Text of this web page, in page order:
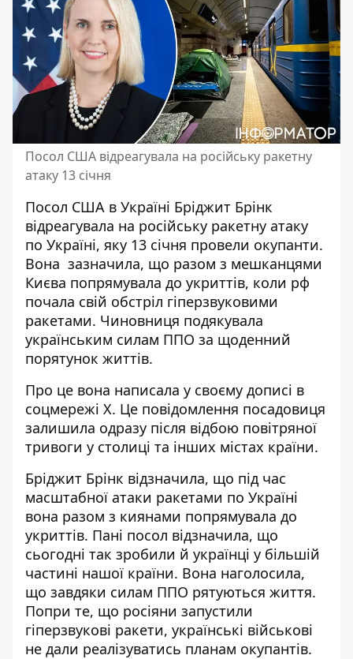
Посол США відреагувала на російську ракетну
атаку 13 січня
Посол США в Україні Бріджит Брінк
відреагувала на російську ракетну атаку
по Україні, яку 13 січня провели окупанти.
Вона зазначила, що разом з мешканцями
Києва попрямувала до укриттів, коли рф
почала свій обстріл гіперзвуковими
ракетами. Чиновниця подякувала
українським силам ППО за щоденний
порятунок життів.
Про це вона написала у своєму дописі в
соцмережі X. Це повідомлення посадовиця
залишила одразу після відбою повітряної
тривоги у столиці та інших містах країни.
Бріджит Брінк відзначила, що під час
масштабної атаки ракетами по Україні
вона разом з киянами попрямувала до
укриттів. Пані посол відзначила, що
сьогодні так зробили й українці у більшій
частині нашої країни. Вона наголосила,
що завдяки силам ППО рятуються життя.
Попри те, що росіяни запустили
гіперзвукові ракети, українські військові
не дали реалізуватись планам окупантів.